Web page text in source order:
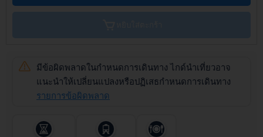
the
date.
question
มีข้อผิดพลาดในกำหนดการเดินทาง ไกด์นำเที่ยวอาจ
แนะนำให้เปลี่ยนแปลงหรือปฏิเสธกำหนดการเดินทาง
รายการข้อผิดพลาด